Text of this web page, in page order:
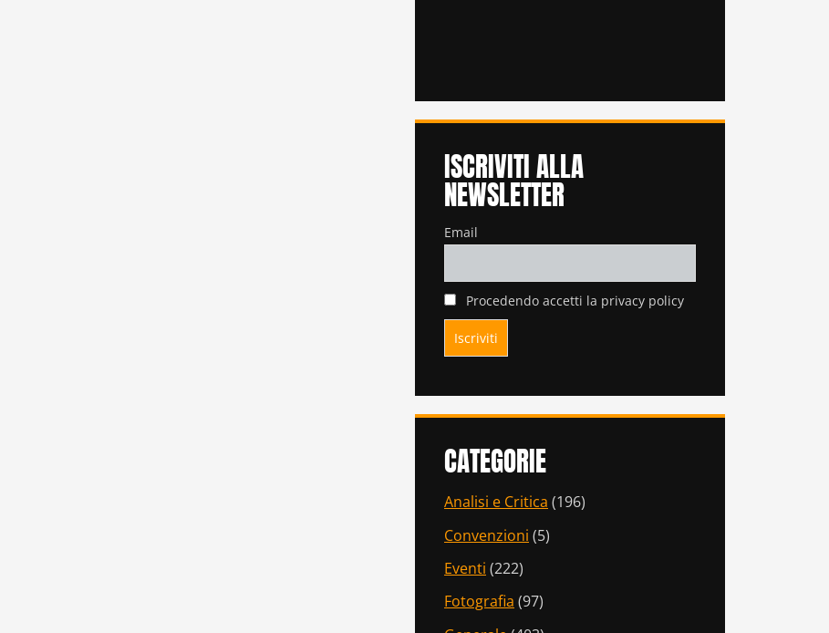
ISCRIVITI ALLA
NEWSLETTER
Email
Procedendo accetti la privacy policy
CATEGORIE
Analisi e Critica (196)
Convenzioni (5)
Eventi (222)
Fotografia (97)